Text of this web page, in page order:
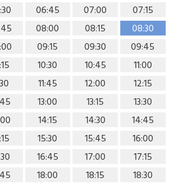
06:45 07:00
07:15
08:00 08:15
08:30
09:15 09:30
09:45
10:30 10:45
11:00
11:45 12:00
12:15
13:00 13:15
13:30
14:15 14:30
14:45
15:30 15:45
16:00
16:45 17:00
17:15
18:00 18:15
18:30